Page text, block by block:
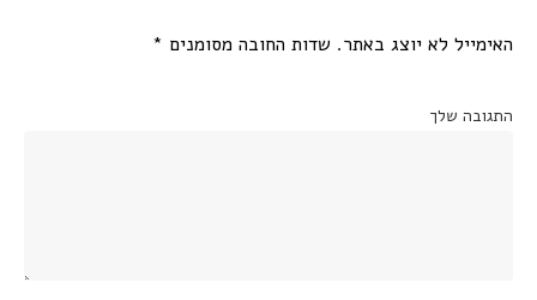
האימייל לא יוצג באתר. שדות החובה מסומנים *
התגובה שלך